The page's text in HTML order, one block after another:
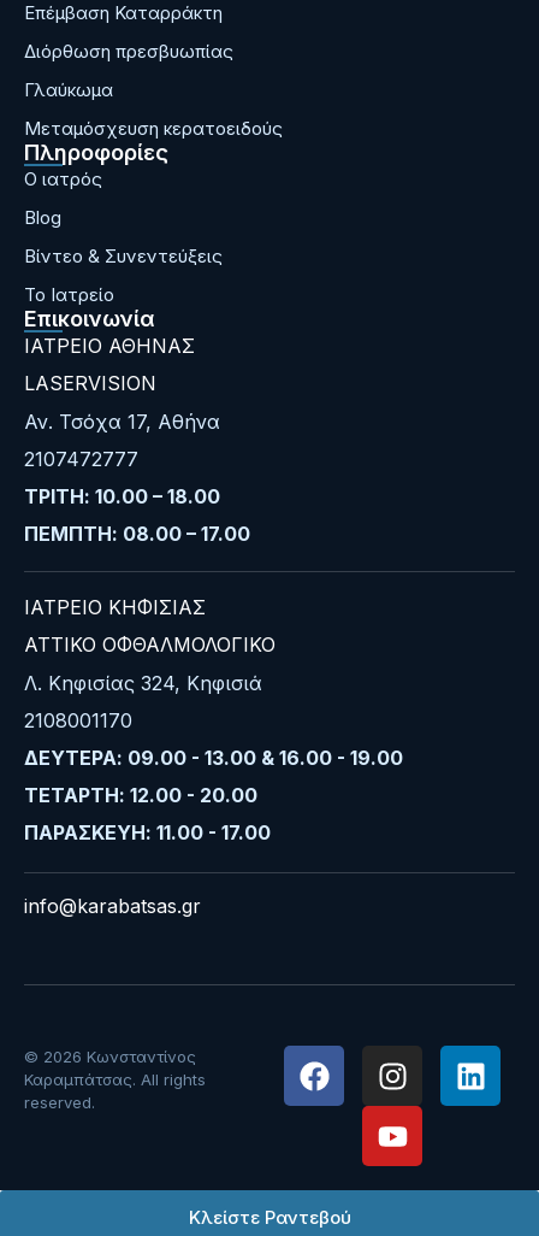
Επέμβαση Καταρράκτη
Διόρθωση πρεσβυωπίας
Γλαύκωμα
Μεταμόσχευση κερατοειδούς
Πληροφορίες
Ο ιατρός
Blog
Bίντεο & Συνεντεύξεις
Το Ιατρείο
Επικοινωνία
ΙΑΤΡΕΙΟ ΑΘΗΝΑΣ
LASERVISION
Αν. Τσόχα 17, Αθήνα
2107472777
ΤΡΙΤΗ: 10.00 – 18.00
ΠΕΜΠΤΗ: 08.00 – 17.00
ΙΑΤΡΕΙΟ ΚΗΦΙΣΙΑΣ
ΑΤΤΙΚΟ ΟΦΘΑΛΜΟΛΟΓΙΚΟ
Λ. Κηφισίας 324, Κηφισιά
2108001170
ΔΕΥΤΕΡΑ: 09.00 - 13.00 & 16.00 - 19.00
ΤΕΤΑΡΤΗ: 12.00 - 20.00
ΠΑΡΑΣΚΕΥΗ: 11.00 - 17.00
info@karabatsas.gr
© 2026 Κωνσταντίνος
Καραμπάτσας. All rights
reserved.
Κλείστε Ραντεβού